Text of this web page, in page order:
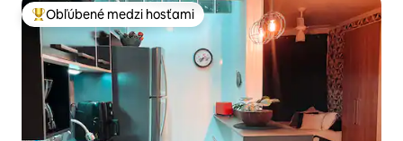
Najobľúbenejšie medzi hosťami
Obľúbené medzi hosťami